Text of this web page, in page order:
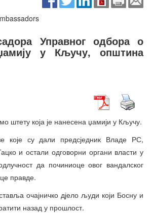
Управног одбора о
у Кључу, општина
штету која је нанесена џамији у Кључу.
које су дали предсједник Владе РС,
и остали одговорни органи власти у
да починиоце овог вандалског
правде.
очајничко дјело људи који Босну и
назад у прошлост.